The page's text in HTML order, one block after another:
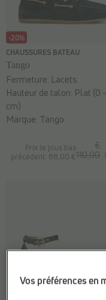
-20%
CHAUSSURES BATEAU
Tango
Prix le plus bas
précédent: 88,00 €
€
110,00
Fermeture: Lacets
Hauteur de talon: Plat (0
cm)
Marque: Tango
Vos préférences en